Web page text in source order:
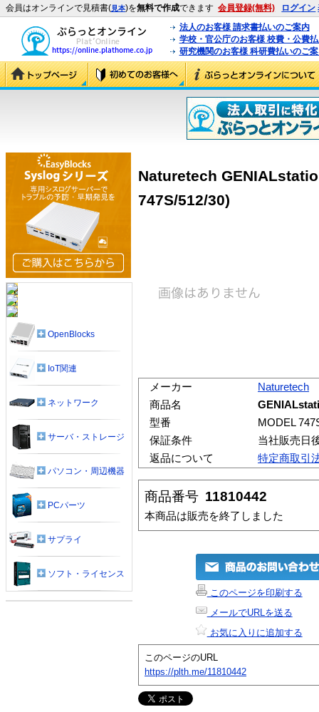
会員はオンラインで見積書(見本)を無料で作成できます 会員登録(無料) ログイン
法人のお客様 請求書払いのご案内
学校・官公庁のお客様 校費・公費
研究機関のお客様 科研費払いのご
Naturetech
747S/512/30)
メーカー
Naturetech
商品名
型番
MODEL
保証条件
当社販売日
返品について
特定商取引
商品番号 11810442
本商品は販売を終了しました
このページを印刷する
メールでURLを送る
お気に入りに追加する
このページのURL
https://plth.me/11810442
OpenBlocks
IoT関連
ネットワーク
サーバ・ストレージ
パソコン・周辺機器
PCパーツ
サプライ
ソフト・ライセンス